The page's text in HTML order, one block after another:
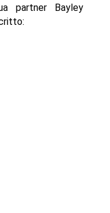
partner Bayley